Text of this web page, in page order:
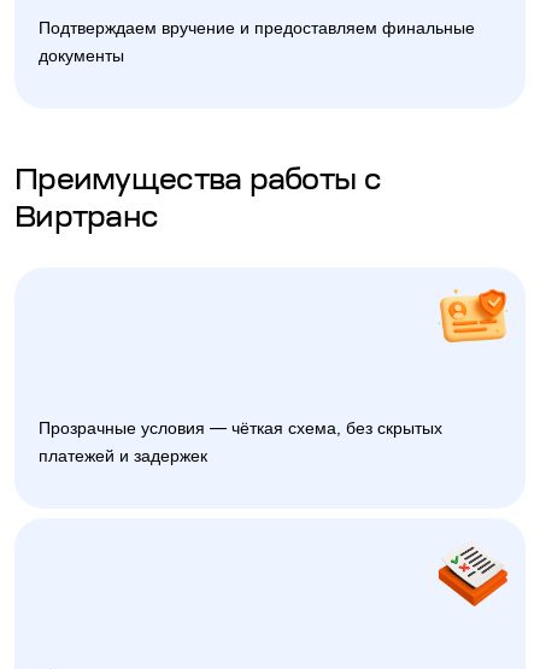
Подтверждаем вручение и предоставляем финальные
документы
Преимущества работы с
Виртранс
Прозрачные условия — чёткая схема, без скрытых
платежей и задержек